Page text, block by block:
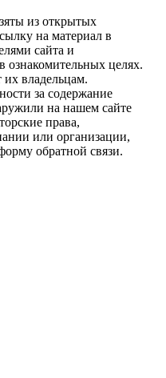
из открытых
на материал в
сайта и
ознакомительных целях.
владельцам.
за содержание
на нашем сайте
права,
или организации,
обратной связи.